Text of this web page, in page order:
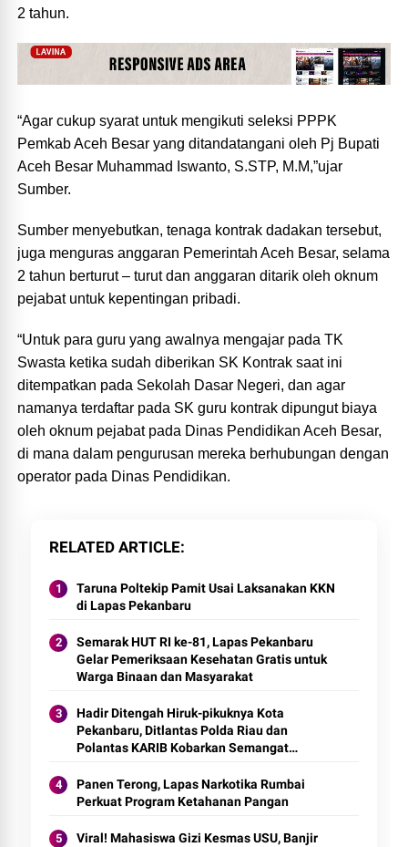
2 tahun.
“Agar cukup syarat untuk mengikuti seleksi PPPK
Pemkab Aceh Besar yang ditandatangani oleh Pj Bupati
Aceh Besar Muhammad Iswanto, S.STP, M.M,”ujar
Sumber.
Sumber menyebutkan, tenaga kontrak dadakan tersebut,
juga menguras anggaran Pemerintah Aceh Besar, selama
2 tahun berturut – turut dan anggaran ditarik oleh oknum
pejabat untuk kepentingan pribadi.
“Untuk para guru yang awalnya mengajar pada TK
Swasta ketika sudah diberikan SK Kontrak saat ini
ditempatkan pada Sekolah Dasar Negeri, dan agar
namanya terdaftar pada SK guru kontrak dipungut biaya
oleh oknum pejabat pada Dinas Pendidikan Aceh Besar,
di mana dalam pengurusan mereka berhubungan dengan
operator pada Dinas Pendidikan.
RELATED ARTICLE
Taruna Poltekip Pamit Usai Laksanakan KKN
di Lapas Pekanbaru
Semarak HUT RI ke-81, Lapas Pekanbaru
Gelar Pemeriksaan Kesehatan Gratis untuk
Warga Binaan dan Masyarakat
Hadir Ditengah Hiruk-pikuknya Kota
Pekanbaru, Ditlantas Polda Riau dan
Polantas KARIB Kobarkan Semangat
Policing Jelang HUT RI Ke-81 Tahun
Panen Terong, Lapas Narkotika Rumbai
Perkuat Program Ketahanan Pangan
Viral! Mahasiswa Gizi Kesmas USU, Banjir